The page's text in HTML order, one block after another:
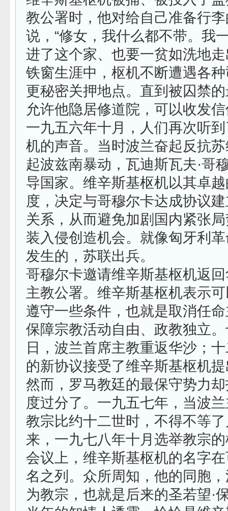
教公署时，他对给自己准备行
说，“修女，我什么都不带。我
进了这个家、也要一贫如洗地走
铁窗生涯中，枢机不断遭遇各
更秘密关押地点。直到被囚禁
允许他隐居修道院，可以收发
一九五六年十月，人们再次听
机的声音。当时波兰奋起反抗
起波兹南暴动，瓦迪斯瓦夫·哥
导国家。维辛斯基枢机以其卓
度，决定与哥穆尔卡达成协议
关系，从而避免加剧国内紧张
装入侵创造机会。就像匈牙利
发生的，苏联出兵。
哥穆尔卡邀请维辛斯基枢机返
主教公署。维辛斯基枢机表示
遵守一些条件，也就是取消任
保障宗教活动自由、政教独立
日，波兰首席主教重返华沙；
的新协议接受了维辛斯基枢机
然而，罗马教廷的最保守势力
度过分了。一九五七年，当波
教宗比约十二世时，不得不等
来，一九七八年十月选举教宗
会议上，维辛斯基枢机的名字
名之列。众所周知，他的同胞
为教宗，也就是后来的圣若望·